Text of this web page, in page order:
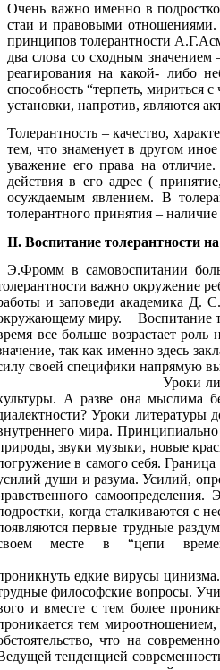
Очень важно именно в
стаи и правовыми отношениями.
принципов толерантности
два слова со сходным значением
реагирования на какой- либо
способность “терпеть, мириться
установки, напротив, являются
Толерантность – качество,
тем, что знаменует в другом
уважение его права на отличие.
действия в его адрес (
осуждаемым явлением. В
толерантного принятия –
II. Воспитание толерантности
Э.Фромм в самовоспитании
важно
и заповеди академика Д.
миру. Воспитание
все больше возрастает
так как именно здесь
своей специфики
литературы призваны
А разве она мыслима
Уроки литературы
мира.
звуки музыки, новые
в самого себя.
души и разума. Усилий,
когда сталкиваются с
первые трудные
месте в “цепи
не по плечу в
едкие вирусы
философские вопросы.
и вместе с тем более
тем
что на
тенденцией